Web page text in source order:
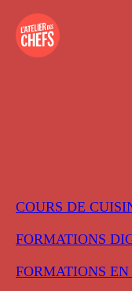
COURS DE
FORMATIONS
FORMATIONS